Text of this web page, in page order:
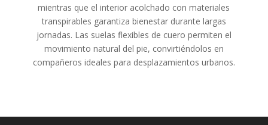
mientras que el interior acolchado con materiales
transpirables garantiza bienestar durante largas
jornadas. Las suelas flexibles de cuero permiten el
movimiento natural del pie, convirtiéndolos en
compañeros ideales para desplazamientos urbanos.